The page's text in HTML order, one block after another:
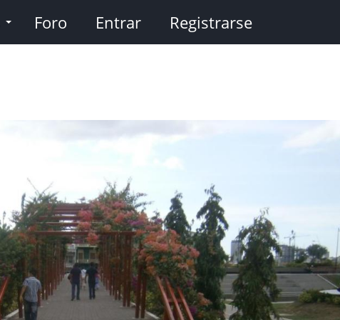
Foro Entrar Registrarse